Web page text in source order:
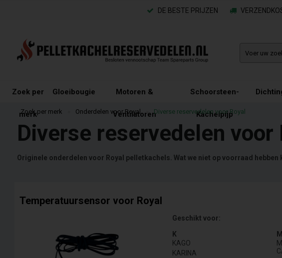
DE BESTE PRIJZEN
Zoek per
merk
Gloeibougie Motoren &
Ventilatoren
Schoorsteen-
Kachelpijp
Zoek per merk Onderdelen voor Royal » Diverse reservedelen voor Royal
Diverse reservedelen voor
Originele onderdelen voor Royal pelletkachels. Wat we niet op voorraad hebben
Temperatuursensor voor Royal
Geschikt voor:
K
KAGO
KARINA
M